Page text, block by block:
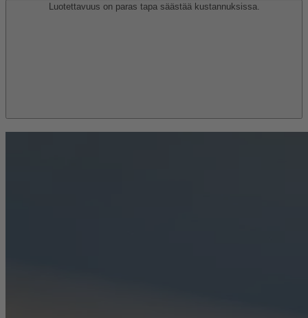
Luotettavuus on paras tapa säästää kustannuksissa.